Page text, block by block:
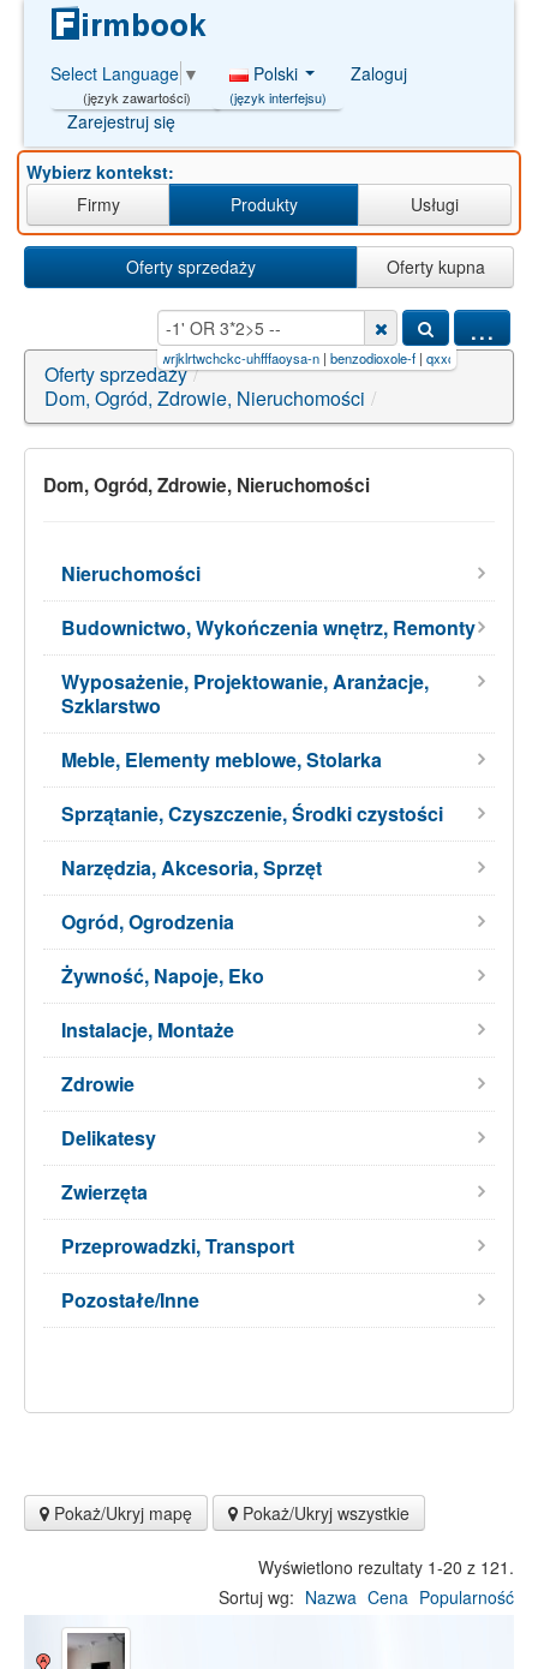
Select Language ▼
(język zawartości)
Polski
(język interfejsu)
Zaloguj
Zarejestruj się
Wybierz kontekst:
Firmy
Produkty Usługi
Oferty sprzedaży Oferty kupna
...
-- jwrjklrtwchckc-uhfffaoysa-n|benzodioxole-f|qxxcuxirbhsitd-
Oferty sprzedaży /
Dom, Ogród, Zdrowie, Nieruchomości /
Dom, Ogród, Zdrowie, Nieruchomości
Nieruchomości
Budownictwo, Wykończenia wnętrz, Remonty
Wyposażenie, Projektowanie, Aranżacje,
Szklarstwo
Meble, Elementy meblowe, Stolarka
Sprzątanie, Czyszczenie, Środki czystości
Narzędzia, Akcesoria, Sprzęt
Ogród, Ogrodzenia
Żywność, Napoje, Eko
Instalacje, Montaże
Zdrowie
Delikatesy
Zwierzęta
Przeprowadzki, Transport
Pozostałe/Inne
Pokaż/Ukryj mapę Pokaż/Ukryj wszystkie
Wyświetlono rezultaty 1-20 z 121.
Sortuj wg: Nazwa Cena Popularność